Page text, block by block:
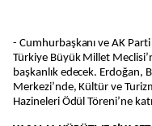
- Cumhurbaşkanı ve AK Parti Genel Başkanı Recep Tayyip Erdoğan,
Türkiye Büyük Millet
başkanlık edecek. Erdoğan,
Merkezi’nde, Kültür ve
Hazineleri Ödül Töreni’ne